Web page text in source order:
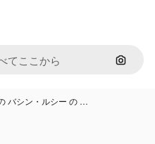
画像で
バシン・ルシー の …